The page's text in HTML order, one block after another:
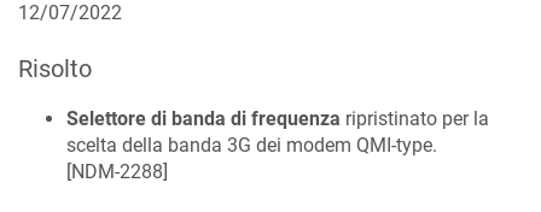
12/07/2022
Risolto
Selettore di banda di frequenza ripristinato per la
scelta della banda 3G dei modem QMI-type.
[NDM-2288]